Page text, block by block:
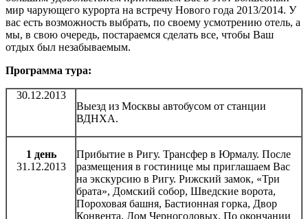
мир чарующего курорта на встречу Нового года 2013/2014. У
вас есть возможность выбрать, по своему усмотрению отель, а
мы, в свою очередь, постараемся сделать все, чтобы Ваш
отдых был незабываемым.
Программа тура:
30.12.2013
Выезд из Москвы автобусом от станции
ВДНХA.
1 день
31.12.2013
Прибытие в Ригу. Трансфер в Юрмалу. После
размещения в гостинице мы приглашаем Вас
на экскурсию в Ригу. Рижский замок, «Три
брата», Домский собор, Шведские ворота,
Пороховая башня, Бастионная горка, Двор
Конвента, Дом Черноголовых. По окончании